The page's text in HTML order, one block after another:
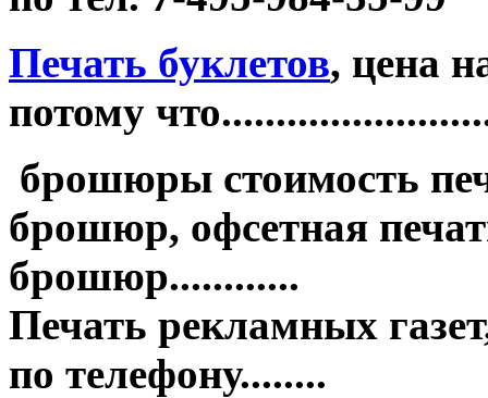
Печать буклетов, цена
потому
брошюры стоимость
брошюр, офсетная
брошюр............
Печать рекламных
по телефону........